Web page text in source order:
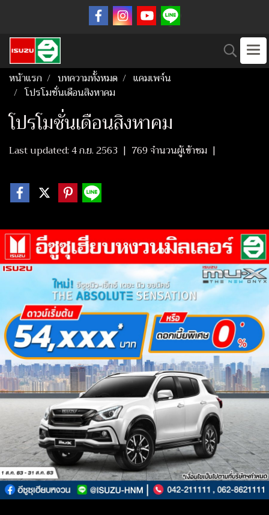
หน้าแรก บทความทั้งหมด
แคมเพจ์น
โปรโมชั่นเดือนสิงหาคม
โปรโมชั่นเดือนสิงหาคม
Last updated: 4 ก.ย. 2563 | 769 จำนวนผู้เข้าชม |